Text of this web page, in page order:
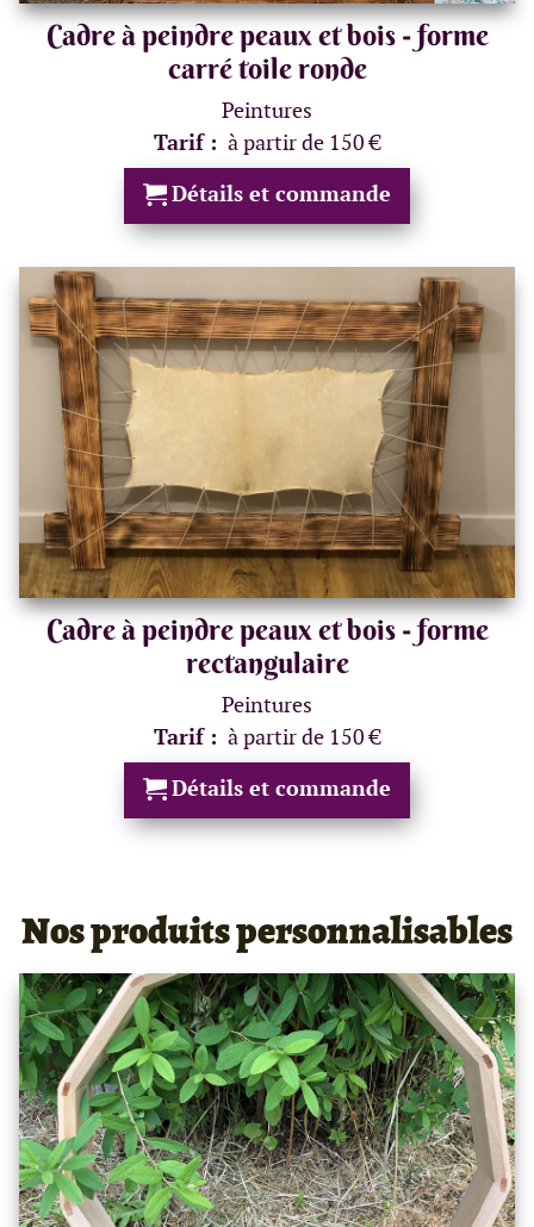
Cadre à peindre peaux et bois - forme
carré toile ronde
Peintures
Tarif : à partir de 150 €
Détails et commande
Cadre à peindre peaux et bois - forme
rectangulaire
Peintures
Tarif : à partir de 150 €
Détails et commande
Nos produits personnalisables